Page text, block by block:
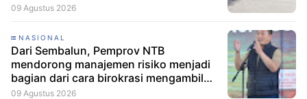
09 Agustus 2026
NASIONAL
Dari Sembalun, Pemprov NTB
mendorong manajemen risiko menjadi
bagian dari cara birokrasi mengambil
keputusan.
09 Agustus 2026